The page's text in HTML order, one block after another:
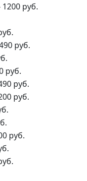
1200 руб.
руб.
руб.
руб.
руб.
руб.